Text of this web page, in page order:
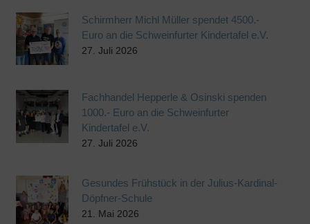
Schirmherr Michl Müller spendet 4500.-
Euro an die Schweinfurter Kindertafel e.V.
27. Juli 2026
Fachhandel Hepperle & Osinski spenden
1000.- Euro an die Schweinfurter
Kindertafel e.V.
27. Juli 2026
Gesundes Frühstück in der Julius-Kardinal-
Döpfner-Schule
21. Mai 2026